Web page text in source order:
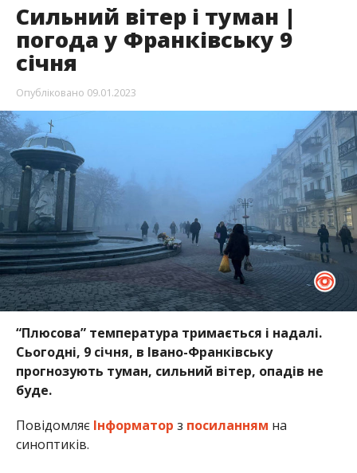
Сильний вітер і туман |
погода у Франківську 9
січня
Опубліковано 09.01.2023
“Плюсова” температура тримається і надалі.
Сьогодні, 9 січня, в Івано-Франківську
прогнозують туман, сильний вітер, опадів не
буде.
Повідомляє Інформатор з посиланням на
синоптиків.